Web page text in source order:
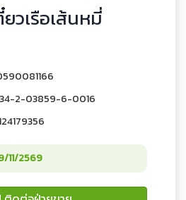
วเรือเส้นหมี่
34-2-03859-6-0016
11/2569